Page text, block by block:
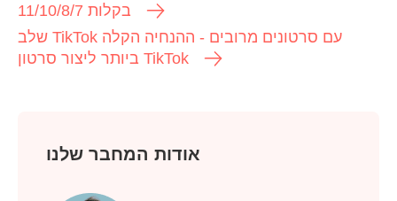
11/10/8/7 בקלות
שלב TikTok עם סרטונים מרובים - ההנחיה הקלה
ביותר ליצור סרטון TikTok
אודות המחבר שלנו